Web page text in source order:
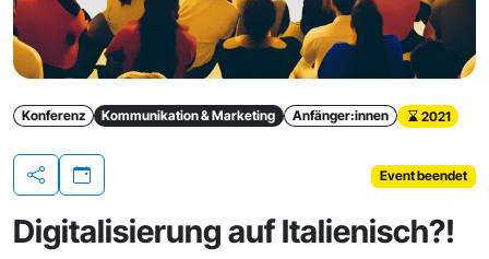
Konferenz Kommunikation & Marketing Anfänger:innen 2021
Teilen
Event beendet
Digitalisierung auf Italienisch?!